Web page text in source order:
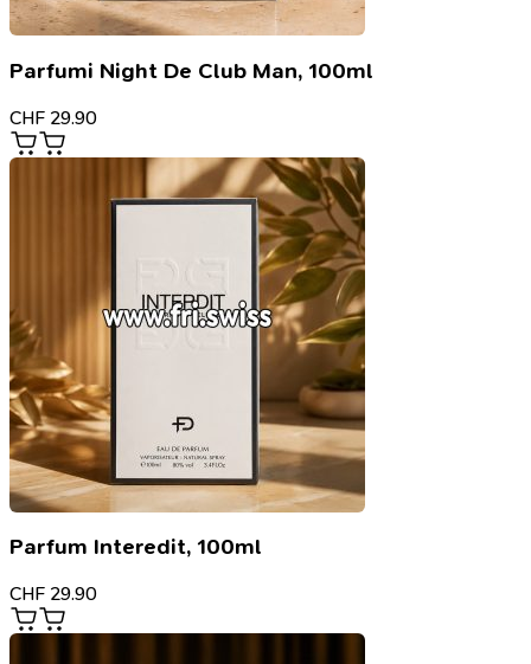
Parfumi Night De Club Man, 100ml
CHF 29.90
Parfum Interedit, 100ml
CHF 29.90